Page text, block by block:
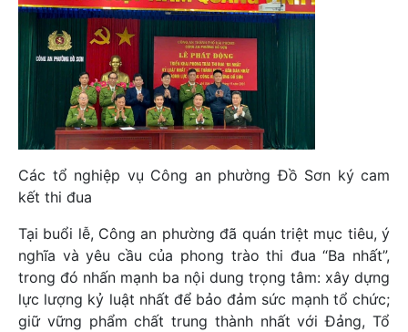
Các tổ nghiệp vụ Công an phường Đồ Sơn ký cam
kết thi đua
Tại buổi lễ, Công an phường đã quán triệt mục tiêu, ý
nghĩa và yêu cầu của phong trào thi đua “Ba nhất”,
trong đó nhấn mạnh ba nội dung trọng tâm: xây dựng
lực lượng kỷ luật nhất để bảo đảm sức mạnh tổ chức;
giữ vững phẩm chất trung thành nhất với Đảng, Tổ